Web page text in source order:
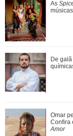
Além
Pedro
rolar
Com a
As
De
Omar
Confira
Amor